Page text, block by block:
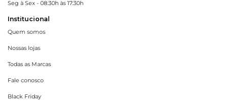
Seg à Sex - 08:30h às 17:30h
Institucional
Quem somos
Nossas lojas
Todas as Marcas
Fale conosco
Black Friday